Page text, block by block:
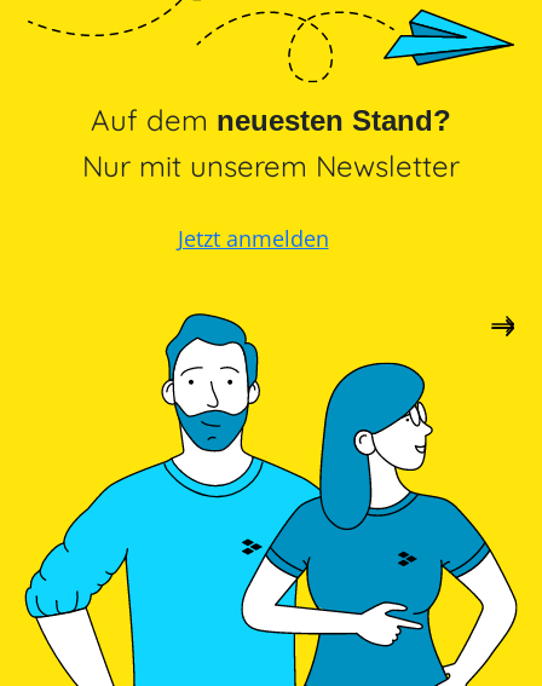
Wasser-
Wärmepumpe
Voraussetzungen
Wärmepumpe:
Ladesäulen-
Auslegungstools
Unabhängigkeitsrechner
Auf dem neuesten Stand?
Nur mit unserem Newsletter
Jetzt anmelden